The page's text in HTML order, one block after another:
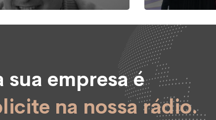
empresa é
na nossa rádio.